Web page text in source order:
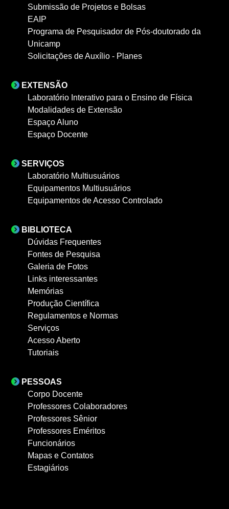
Submissão de Projetos e Bolsas
EAIP
Programa de Pesquisador de Pós-doutorado da
Unicamp
Solicitações de Auxílio - Planes
EXTENSÃO
Laboratório Interativo para o Ensino de Física
Modalidades de Extensão
Espaço Aluno
Espaço Docente
SERVIÇOS
Laboratório Multiusuários
Equipamentos Multiusuários
Equipamentos de Acesso Controlado
BIBLIOTECA
Dúvidas Frequentes
Fontes de Pesquisa
Galeria de Fotos
Links interessantes
Memórias
Produção Científica
Regulamentos e Normas
Serviços
Acesso Aberto
Tutoriais
PESSOAS
Corpo Docente
Professores Colaboradores
Professores Sênior
Professores Eméritos
Funcionários
Mapas e Contatos
Estagiários